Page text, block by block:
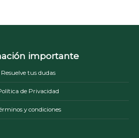
importante
Resuelve tus dudas
de Privacidad
y condiciones